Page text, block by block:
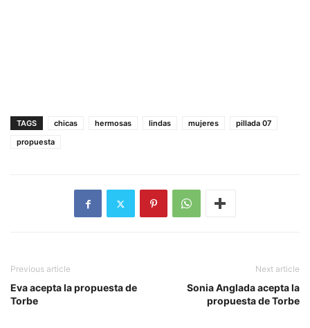
TAGS chicas hermosas lindas mujeres
pillada 07
propuesta
Previous article
Eva acepta la propuesta de
Torbe
Next article
Sonia Anglada acepta la
propuesta de Torbe